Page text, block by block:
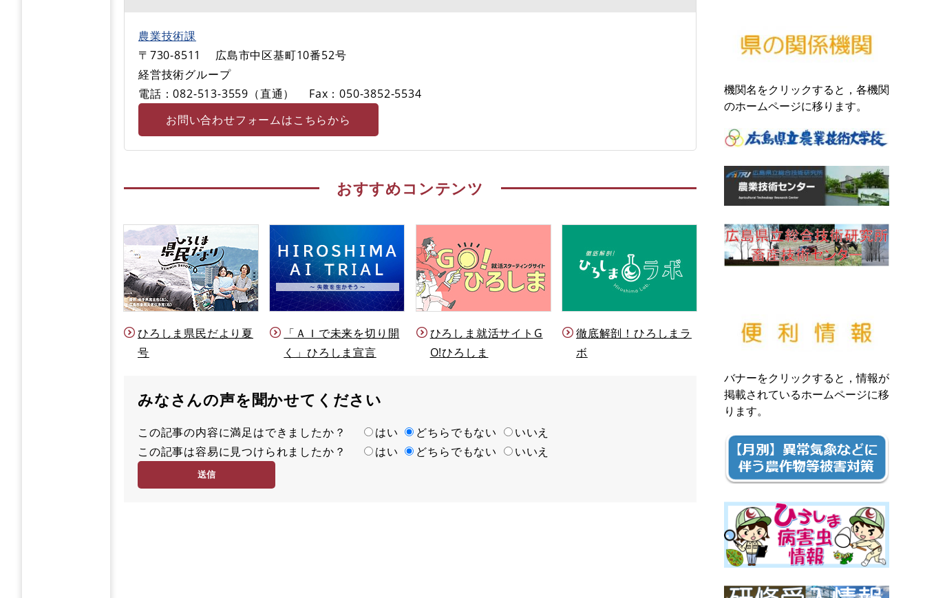
農業技術課
〒730-8511
広島市中区基町10番52号
経営技術グループ
電話：082-513-3559（直通）
Fax：050-3852-5534
お問い合わせフォームはこちらから
おすすめコンテンツ
ひろしま県民だより夏
号
「ＡＩで未来を切り開
く」ひろしま宣言
ひろしま就活サイトG
O!ひろしま
徹底解剖！ひろしまラ
ボ
みなさんの声を聞かせてください
満
足
この記事の内容に満足はできましたか？ はい どちらでもない
いいえ
容
度
この記事は容易に見つけられましたか？ はい どちらでもない いいえ
機関名をクリックすると，各機関
のホームページに移ります。
バナーをクリックすると，情報が
掲載されているホームページに移
ります。